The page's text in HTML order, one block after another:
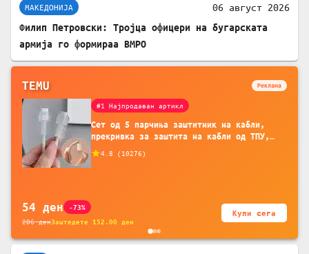
МАКЕДОНИЈА 06 август 2026
Филип Петровски: Тројца офицери на бугарската
армија го формираа ВМРО
TEMU Реклама
#1 Најпродаван артикл
Сет од 5 парчиња заштитник на кабли,
прекривка за заштита на кабли од ТПУ,
додатоци за заштита на кабли, без
батерија, за мобилни телефони, комплет
4.8 ( 10276)
54 ден -73%
206денЗаштедете 152.00 ден
Купи сега